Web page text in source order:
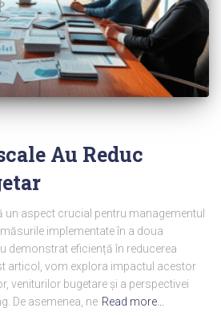
Au Reduc
un aspect crucial pentru managementul
implementate în a doua
demonstrat eficiență în reducerea
articol, vom explora impactul acestor
veniturilor bugetare și a perspectivei
De asemenea, ne Read more…